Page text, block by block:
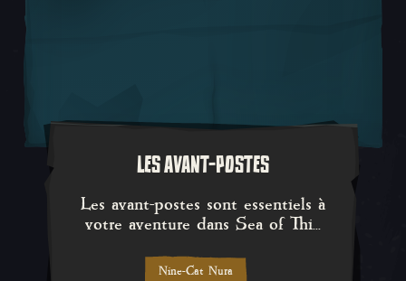
LES AVANT-POSTES
Les avant-postes sont essentiels à
votre aventure dans Sea of Thi...
Les avant-postes sont
Nine-Cat Nura